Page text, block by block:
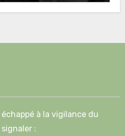
à la vigilance du
: